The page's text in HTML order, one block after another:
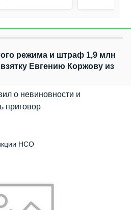
режима и штраф 1,9 млн
Евгению Коржову из
о невиновности и
приговор
НСО